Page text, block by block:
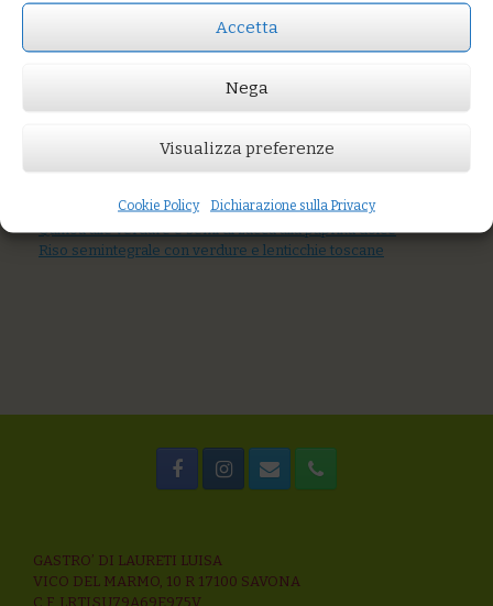
Accetta
Nega
Visualizza preferenze
Cookie Policy Dichiarazione sulla Privacy
Prezzo:€8,00
Tagliatelle di grani antichi con totanetti e …
Quinoa alle verdure e semi di zucca alla paprika dolce
Riso semintegrale con verdure e lenticchie toscane
GASTRO’ DI LAURETI LUISA
VICO DEL MARMO, 10 R 17100 SAVONA
C.F. LRTLSU79A69E975V